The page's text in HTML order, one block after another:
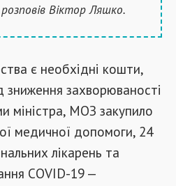
Віктор Ляшко.
є необхідні кошти,
зниження захворюваності
міністра, МОЗ закупило
медичної допомоги, 24
лікарень та
COVID-19 —